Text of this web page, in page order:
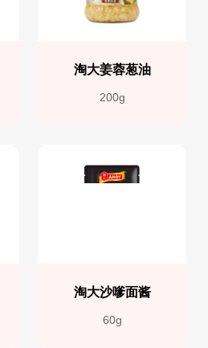
淘大姜蓉葱油
200g
淘大沙嗲面酱
60g